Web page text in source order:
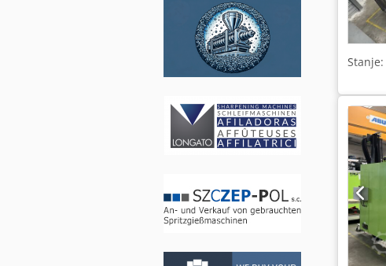
Stanje: